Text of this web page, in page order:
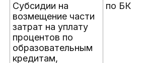
Субсидии на
возмещение части
затрат на уплату
процентов по
образовательным
кредитам,
по БК